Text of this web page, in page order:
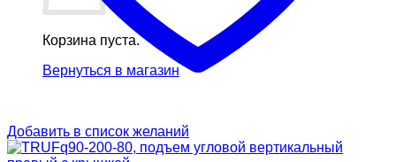
Корзина пуста.
Вернуться в магазин
Добавить в список желаний